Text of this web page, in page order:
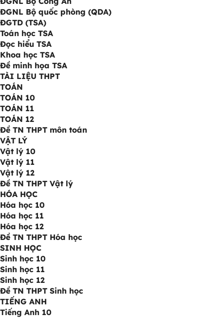
ĐGNL Bộ quốc phòng (QDA)
ĐGTD (TSA)
Toán học TSA
Đọc hiểu TSA
Khoa học TSA
Đề minh họa TSA
TÀI LIỆU THPT
TOÁN
TOÁN 10
TOÁN 11
TOÁN 12
Đề TN THPT môn toán
VẬT LÝ
Vật lý 10
Vật lý 11
Vật lý 12
Đề TN THPT Vật lý
HÓA HỌC
Hóa học 10
Hóa học 11
Hóa học 12
Đề TN THPT Hóa học
SINH HỌC
Sinh học 10
Sinh học 11
Sinh học 12
Đề TN THPT Sinh học
TIẾNG ANH
Tiếng Anh 10